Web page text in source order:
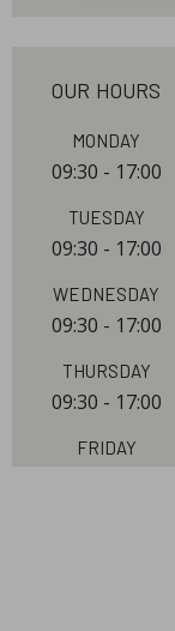
our hours
Monday
09:30 - 17:00
Tuesday
09:30 - 17:00
Wednesday
09:30 - 17:00
Thursday
09:30 - 17:00
Friday